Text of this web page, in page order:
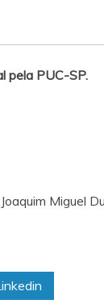
pela PUC-SP.
Joaquim Miguel